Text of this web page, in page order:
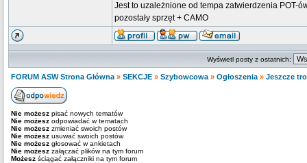
Jest to uzależnione od tempa zatwierdzenia POT-
pozostały sprzęt + CAMO
Wyświetl posty z ostatnich:
FORUM ASW Strona Główna » SEKCJE » Szybowcowa » Ogłoszenia » Jeszcze
Nie możesz pisać nowych tematów
Nie możesz odpowiadać w tematach
Nie możesz zmieniać swoich postów
Nie możesz usuwać swoich postów
Nie możesz głosować w ankietach
Nie możesz załączać plików na tym forum
Możesz ściągać załączniki na tym forum